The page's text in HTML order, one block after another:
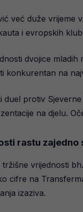
već duže vrijeme
i evropskih
dvojice
konkurentan na
duel protiv
na djelu.
rastu zajedno
tržišne vrijednosti
cifre na
izaziva.